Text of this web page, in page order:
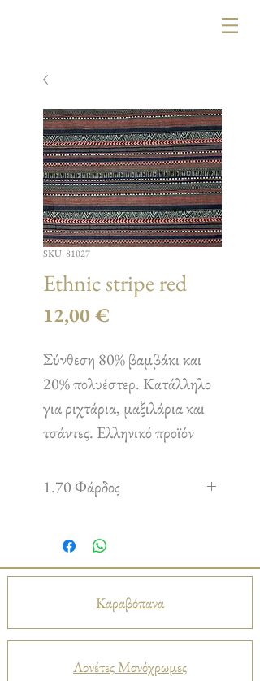
SKU: 81027
Ethnic stripe red
12,00 €
Σύνθεση 80% βαμβάκι και
20% πολυέστερ. Κατάλληλο
για ριχτάρια, μαξιλάρια και
τσάντες. Ελληνικό προϊόν
1.70 Φάρδος
Καραβόπανα
Λονέτες Μονόχρωμες